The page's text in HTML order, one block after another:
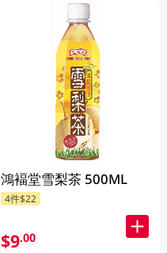
鴻褔堂雪梨茶 500ML
4件$22
$9.00